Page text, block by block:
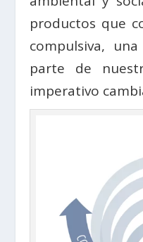
productos que
compulsiva,
parte de
imperativo